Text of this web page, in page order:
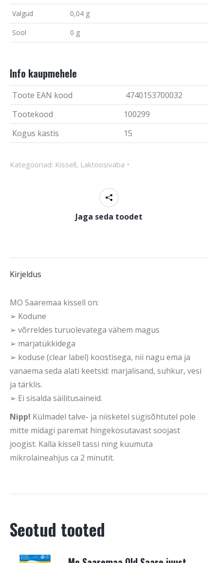
Valgud 0,04 g
Sool 0 g
Info kaupmehele
Toote EAN kood
4740153700032
Tootekood
100299
Kogus kastis
15
Kategooriad: Kissell, Laktoosivaba
Jaga seda toodet
Kirjeldus
MO Saaremaa kissell on:
➢ Kodune
➢ võrreldes turuolevatega vähem magus
➢ marjatükkidega
➢ koduse (clear label) koostisega, nii nagu ema ja
vanaema seda alati keetsid: marjalisand, suhkur, vesi
ja tärklis.
➢ Ei sisalda säilitusaineid.
Nipp! Külmadel talve- ja niisketel sügisõhtutel pole
mitte midagi paremat hingekosutavast soojast
joogist. Kalla kissell tassi ning kuumuta
mikrolaineahjus ca 2 minutit.
Seotud tooted